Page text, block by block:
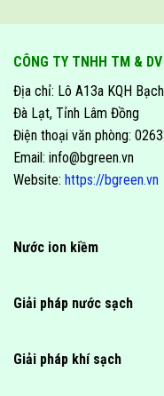
CÔNG TY TNHH TM & DV
Địa chỉ: Lô A13a KQH
Đà Lạt, Tỉnh Lâm Đồng
Điện thoại văn phòng:
Email: info@bgreen.vn
Website: https://bgreen.vn
Nước ion kiềm
Giải pháp nước sạch
Giải pháp khí sạch